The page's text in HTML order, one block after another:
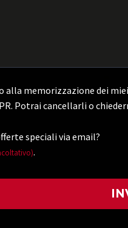
alla memorizzazione dei
Potrai cancellarli o
speciali via email?
.